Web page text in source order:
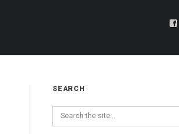
SEARCH